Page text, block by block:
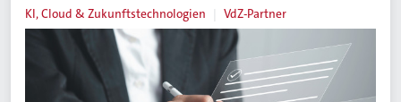
KI, Cloud & Zukunftstechnologien VdZ-Partner